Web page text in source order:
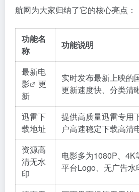
航网为大家归纳了它的核心亮点：
功能名
称
功能说明
最新电
影
更
新
实时发布最新上映的
更新速度快、分类清
迅雷下
载地址
提供高质量迅雷专用
户高速稳定下载高清
资源高
清无水
印
电影多为1080P、4K
平台Logo、无广告水